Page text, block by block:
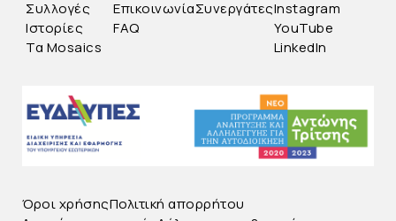
Συλλογές
Ιστορίες
Τα Mosaics
Επικοινωνία
FAQ
ΣυνεργάτεςInstagram
YouTube
LinkedIn
Όροι χρήσηςΠολιτική απορρήτου